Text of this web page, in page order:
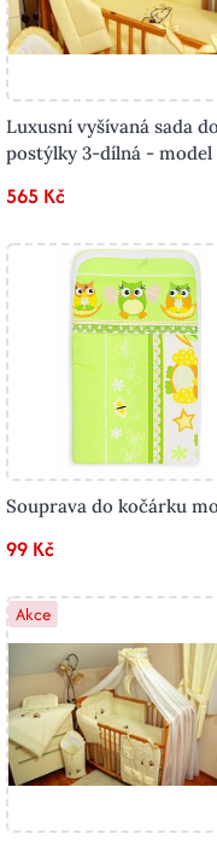
Luxusní vyšívaná sada do
postýlky 3-dílná - model
565 Kč
Souprava do kočárku
99 Kč
Akce